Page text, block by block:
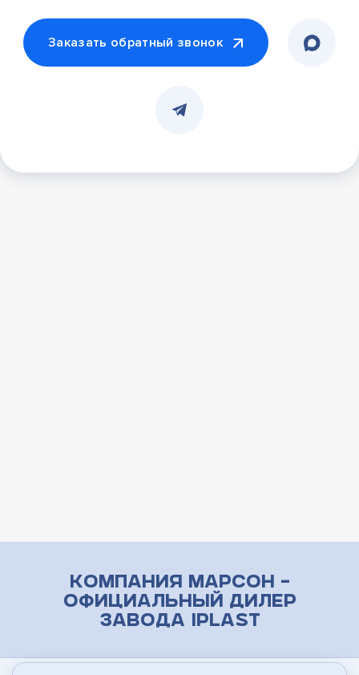
Заказать обратный звонок
Компания Марсон –
официальный дилер
завода iPlast